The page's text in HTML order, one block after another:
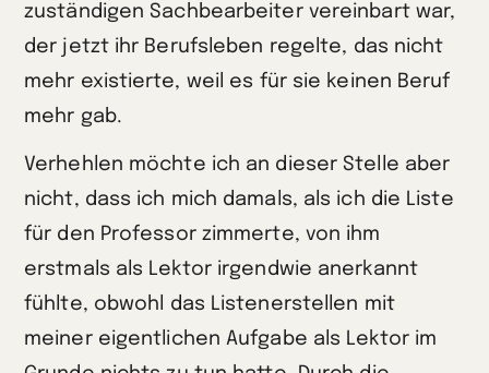
zuständigen Sachbearbeiter vereinbart war,
der jetzt ihr Berufsleben regelte, das nicht
mehr existierte, weil es für sie keinen Beruf
mehr gab.
Verhehlen möchte ich an dieser Stelle aber
nicht, dass ich mich damals, als ich die Liste
für den Professor zimmerte, von ihm
erstmals als Lektor irgendwie anerkannt
fühlte, obwohl das Listenerstellen mit
meiner eigentlichen Aufgabe als Lektor im